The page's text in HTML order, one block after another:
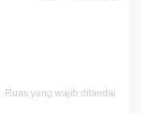
Ruas yang wajib ditandai